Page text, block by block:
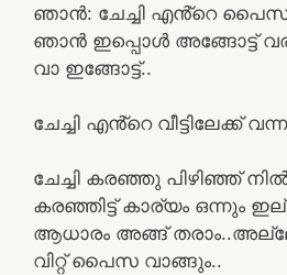
ഞാൻ: ചേച്ചി എൻ്റെ പൈസ
ഞാൻ ഇപ്പൊൾ അങ്ങോട്ട്
വാ ഇങ്ങോട്ട്..
ചേച്ചി എൻ്റെ വീട്ടിലേക്ക്
ചേച്ചി കരഞ്ഞു പിഴിഞ്ഞ്
കരഞ്ഞിട്ട് കാര്യം ഒന്നും
ആധാരം അങ്ങ്
വിറ്റ് പൈസ വാങ്ങും..